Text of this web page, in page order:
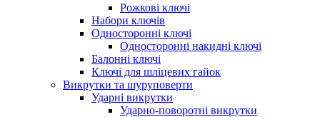
Рожкові ключі
Набори ключів
Односторонні ключі
Односторонні накидні ключі
Балонні ключі
Ключі для шліцевих гайок
Викрутки та шуруповерти
Ударні викрутки
Ударно-поворотні викрутки